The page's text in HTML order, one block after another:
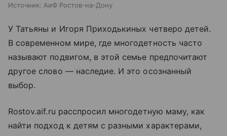
Источник: АиФ Ростов-на-Дону
У Татьяны и Игоря Приходькиных четверо детей.
В современном мире, где многодетность часто
называют подвигом, в этой семье предпочитают
другое слово — наследие. И это осознанный
выбор.
Rostov.aif.ru расспросил многодетную маму, как
найти подход к детям с разными характерами,